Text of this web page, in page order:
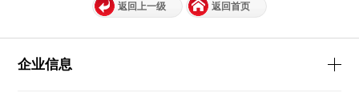
返回上一级 返回首页
企业信息